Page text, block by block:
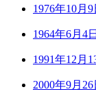
1976年10月
1964年6月4
1991年12月
2000年9月